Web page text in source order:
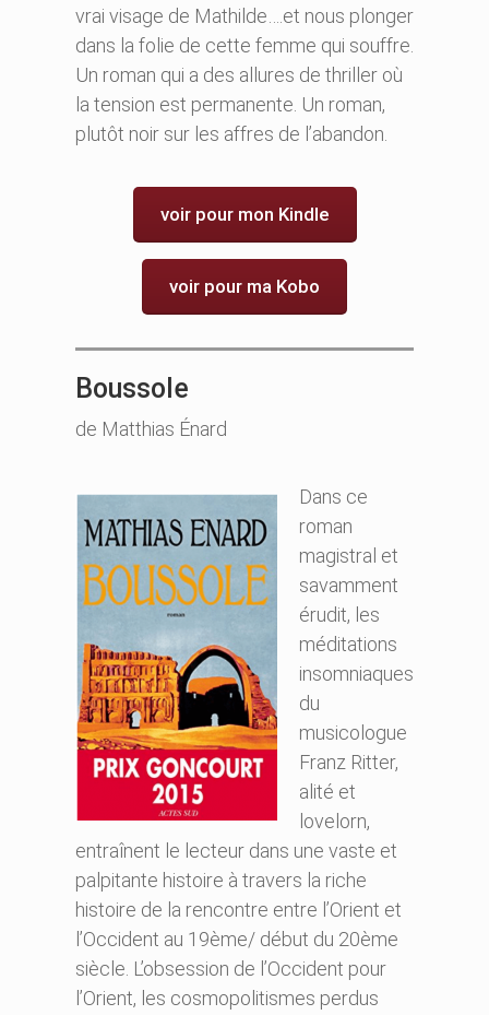
vrai visage de Mathilde….et nous plonger
dans la folie de cette femme qui souffre.
Un roman qui a des allures de thriller où
la tension est permanente. Un roman,
plutôt noir sur les affres de l’abandon.
voir pour mon Kindle
voir pour ma Kobo
Boussole
de Matthias Énard
Dans ce
roman
magistral et
savamment
érudit, les
méditations
insomniaques
du
musicologue
Franz Ritter,
alité et
lovelorn,
entraînent le lecteur dans une vaste et
palpitante histoire à travers la riche
histoire de la rencontre entre l’Orient et
l’Occident au 19ème/ début du 20ème
siècle. L’obsession de l’Occident pour
l’Orient, les cosmopolitismes perdus